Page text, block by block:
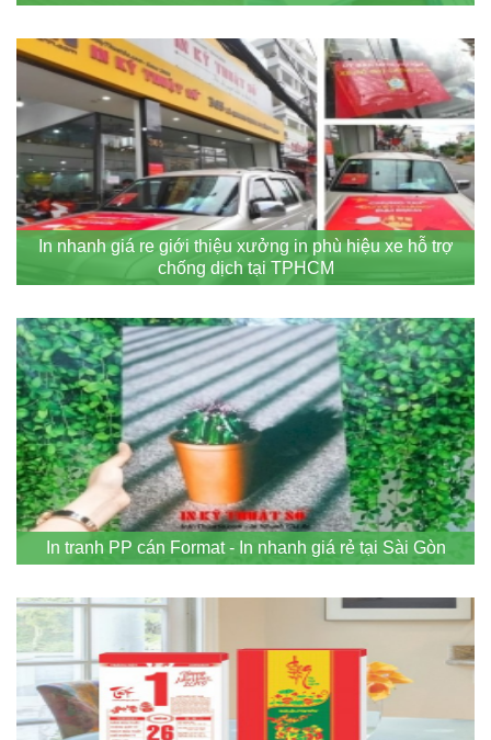
In nhanh giá re giới thiệu xưởng in phù hiệu xe hỗ trợ
chống dịch tại TPHCM
In tranh PP cán Format - In nhanh giá rẻ tại Sài Gòn